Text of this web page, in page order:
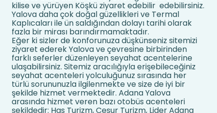
kilise ve yürüyen Köşkü ziyaret edebilir edebilirsiniz.
Yalova daha çok doğal güzellikleri ve Termal
Kaplıcaları ile ün saldığından dolayı tarihi olarak
fazla bir mirası barındırmamaktadır.
Eğer ki sizler de konforunuza düşkünseniz sitemizi
ziyaret ederek Yalova ve çevresine birbirinden
farklı seferler düzenleyen seyahat acentelerine
ulaşabilirsiniz. Sitemiz aracılığıyla erişebileceğiniz
seyahat acenteleri yolculuğunuz sırasında her
türlü sorununuzla ilgilenmekte ve size de iyi bir
şekilde hizmet vermektedir. Adana Yalova
arasında hizmet veren bazı otobüs acenteleri
şekildedir: Has Turizm, Cesur Turizm, Lider Adana